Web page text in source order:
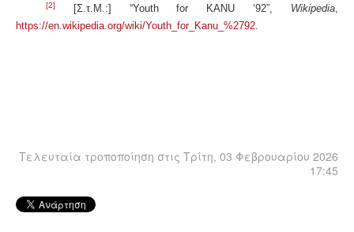
[2] [Σ.τ. Μ .:] “Youth for KANU ‘92”, Wikipedia,
https://en.wikipedia.org/wiki/Youth_for_Kanu_%2792.
Τελευταία τροποποίηση στις Τρίτη, 03 Φεβρουαρίου 2026
17:45